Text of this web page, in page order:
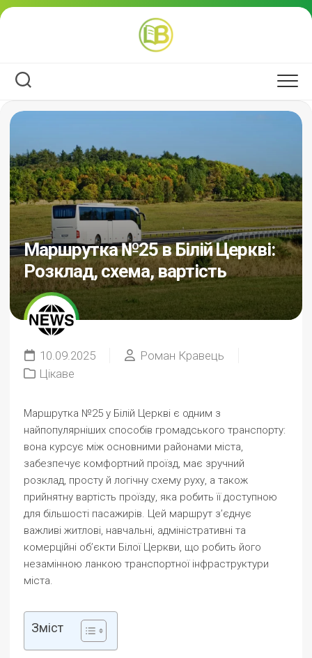
Перейти
Маршрутка №25 в Білій Церкві:
Розклад, схема, вартість
10.09.2025
Роман Кравець
Цікаве
Маршрутка №25 у Білій Церкві є одним з
найпопулярніших способів громадського транспорту:
вона курсує між основними районами міста,
забезпечує комфортний проїзд, має зручний
розклад, просту й логічну схему руху, а також
прийнятну вартість проїзду, яка робить її доступною
для більшості пасажирів. Цей маршрут з’єднує
важливі житлові, навчальні, адміністративні та
комерційні об’єкти Білої Церкви, що робить його
незамінною ланкою транспортної інфраструктури
міста.
Зміст